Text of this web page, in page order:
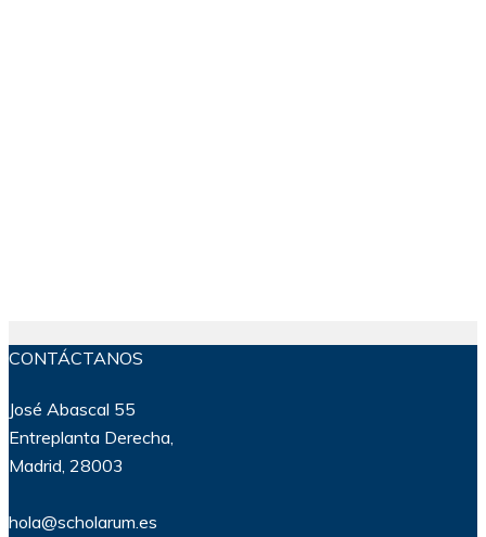
CONTÁCTANOS
José Abascal 55
Entreplanta Derecha,
Madrid, 28003
hola@scholarum.es